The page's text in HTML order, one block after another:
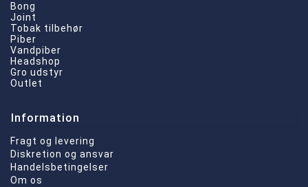
Bong
Joint
Tobak tilbehør
Piber
Vandpiber
Headshop
Gro udstyr
Outlet
Information
Fragt og levering
Diskretion og ansvar
Handelsbetingelser
Om os